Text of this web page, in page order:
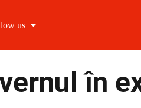
us
Follow us on Twitter în